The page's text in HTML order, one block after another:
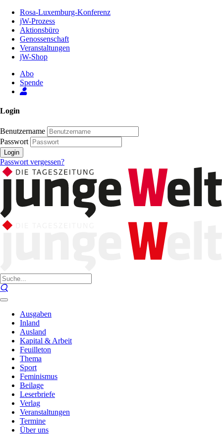
Inhalt
Seite
Rosa-Luxemburg-Konferenz
jW-Prozess
Aktionsbüro
Genossenschaft
Veranstaltungen
jW-Shop
Abo
Spende
Login
Benutzername
Passwort
Login
Passwort vergessen?
Ausgaben
Inland
Ausland
Kapital & Arbeit
Feuilleton
Thema
Sport
Feminismus
Beilage
Leserbriefe
Verlag
Veranstaltungen
Termine
Über uns